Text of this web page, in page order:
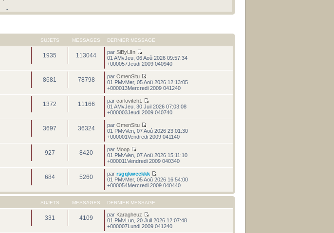
-
SUJETS MESSAGES DERNIER MESSAGE
1935 113044 parSiByLlIn
01 AMvJeu, 06 Aoû 2026 09:57:34
+000057Jeudi 2009 040940
8681 78798 parOmenSitu
01 PMvMer, 05 Aoû 2026 12:13:05
+000013Mercredi 2009 041240
1372 11166 parcarlovitch1
01 AMvJeu, 30 Juil 2026 07:03:08
+000003Jeudi 2009 040740
3697 36324 parOmenSitu
01 PMvVen, 07 Aoû 2026 23:01:30
+000001Vendredi 2009 041140
927 8420 par Moop
01 PMvVen, 07 Aoû 2026 15:11:10
+000011Vendredi 2009 040340
684 5260 parrsgqkweekkk
01 PMvMer, 05 Aoû 2026 16:54:00
+000054Mercredi 2009 040440
SUJETS MESSAGES DERNIER MESSAGE
331 4109 par Karagheuz
01 PMvLun, 20 Juil 2026 12:07:48
+000007Lundi 2009 041240